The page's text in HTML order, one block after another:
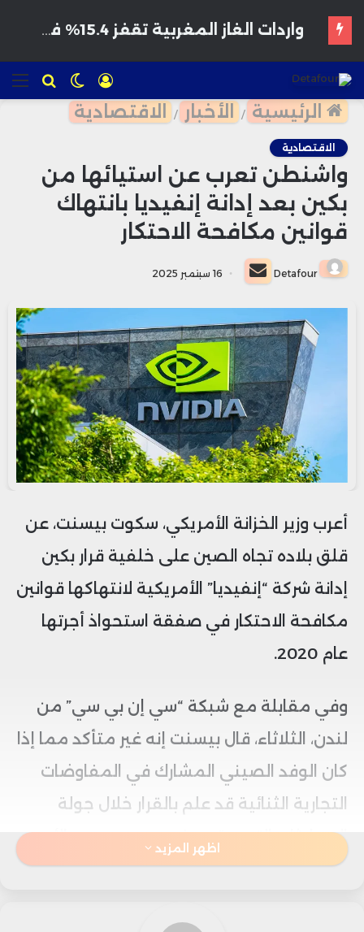
للبحث الوضع
المظلم
تسجيل
الدخول
الرئيسية / الأخبار / الاقتصادية
الاقتصادية
واشنطن تعرب عن استيائها من
بكين بعد إدانة إنفيديا بانتهاك
قوانين مكافحة الاحتكار
Detafour
أرسل
بريدا
إلكترونيا
16 سبتمبر 2025
أعرب وزير الخزانة الأمريكي، سكوت بيسنت، عن
قلق بلاده تجاه الصين على خلفية قرار بكين
إدانة شركة “إنفيديا” الأمريكية لانتهاكها قوانين
مكافحة الاحتكار في صفقة استحواذ أجرتها
عام 2020.
وفي مقابلة مع شبكة “سي إن بي سي” من
لندن، الثلاثاء، قال بيسنت إنه غير متأكد مما إذا
كان الوفد الصيني المشارك في المفاوضات
التجارية الثنائية قد علم بالقرار خلال جولة
المحادثات التي عقدت في مدريد يومي الأحد
والإثنين.
وأشار الوزير إلى أن حكم السلطات الصينية
اظهر المزيد